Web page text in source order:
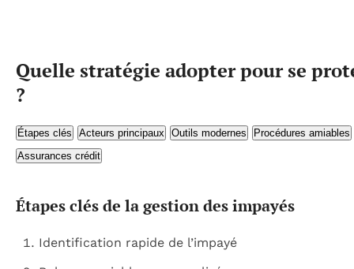
Quelle stratégie adopter pour se
?
Étapes clés Acteurs principaux Outils modernes
Procédures amiables
Assurances crédit
Étapes clés de la gestion des impayés
Identification rapide de l’impayé